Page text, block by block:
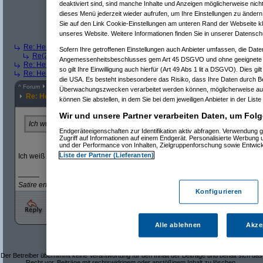
Re(6): Hello Easy MFA(Paulas_Papaam 16.04.2023,
Re(5): Hello Easy MFA(AVS_reloadedam 16.04.2023,
Re(6): Hello Easy MFA(Paulas_Papaam 16.04.2023,
Re(7): Hello Easy MFA
AVS_reloaded
am 16.04.2023,
Re(8): Hello Easy MFA(mkoam 16.04.2023, 23:38:19)
Re: Hello Easy MFA
(lsr2am 16.04.2023, 13:04:40)
Re(2): Hello Easy MFA ( Paulas_Papa
am 16.04.2023, 13:11:22)
Re: Hello Easy MFA
am 17.04.2023, 06:39:57)
Re: Hello Easy MFA(Desolationrobam 17.04.2023, 18:01:39)
^ Forum Finanzen 8151049
Re: Hello Easy MFA
Ich wurde letztes Wochenende von Hello auf Easy umgestellt.
Ich weiß
———
Satire erfordert Intelligenz beim Empfänger.
Der Betreiber übernimmt keine Verantwortung für den Inhalt der Beiträge und behält sich das
deaktiviert sind, sind manche Inhalte und Anzeigen möglicherweise
dieses Menü jederzeit wieder aufrufen, um Ihre Einstellungen zu
Sie auf den Link Cookie-Einstellungen am unteren Rand der Webseite
unseres Website. Weitere Informationen finden Sie in unserer
Sofern Ihre getroffenen Einstellungen auch Anbieter umfassen, die
Angemessenheitsbeschlusses gem Art 45 DSGVO und ohne
so gilt Ihre Einwilligung auch hierfür (Art 49 Abs 1 lit a DSGVO). Dies
die USA. Es besteht insbesondere das Risiko, dass Ihre Daten durch
Überwachungszwecken verarbeitet werden können, möglicherweise
können Sie abstellen, in dem Sie bei dem jeweiligen Anbieter in der
Wir und unsere Partner verarbeiten Daten, um
Endgeräteeigenschaften zur Identifikation aktiv abfragen. Verwendung
Zugriff auf Informationen auf einem Endgerät. Personalisierte Werbung
und der Performance von Inhalten, Zielgruppenforschung sowie
Liste der Partner (Lieferanten)
Konfigurieren
Alle ablehnen